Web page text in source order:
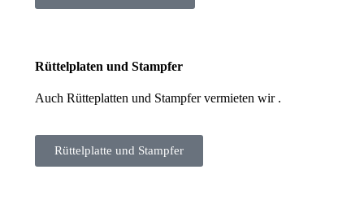
Rüttelplaten und Stampfer
Auch Rütteplatten und Stampfer vermieten wir .
Rüttelplatte und Stampfer